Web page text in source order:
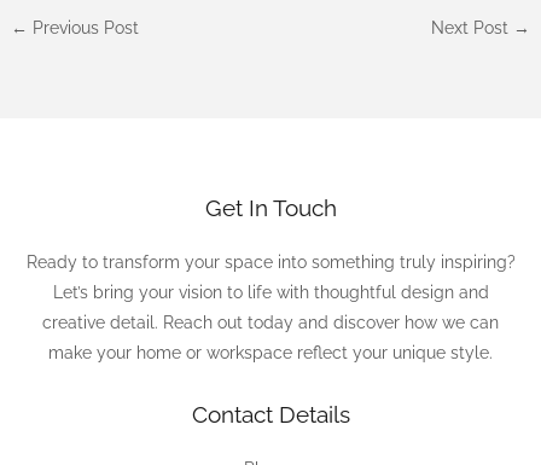
← Previous Post Next Post →
Get In Touch
Ready to transform your space into something truly inspiring?
Let’s bring your vision to life with thoughtful design and
creative detail. Reach out today and discover how we can
make your home or workspace reflect your unique style.
Contact Details